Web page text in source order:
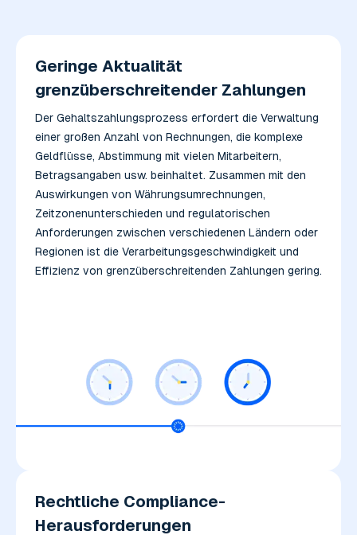
Geringe Aktualität
grenzüberschreitender Zahlungen
Der Gehaltszahlungsprozess erfordert die Verwaltung
einer großen Anzahl von Rechnungen, die komplexe
Geldflüsse, Abstimmung mit vielen Mitarbeitern,
Betragsangaben usw. beinhaltet. Zusammen mit den
Auswirkungen von Währungsumrechnungen,
Zeitzonenunterschieden und regulatorischen
Anforderungen zwischen verschiedenen Ländern oder
Regionen ist die Verarbeitungsgeschwindigkeit und
Effizienz von grenzüberschreitenden Zahlungen gering.
Rechtliche Compliance-
Herausforderungen